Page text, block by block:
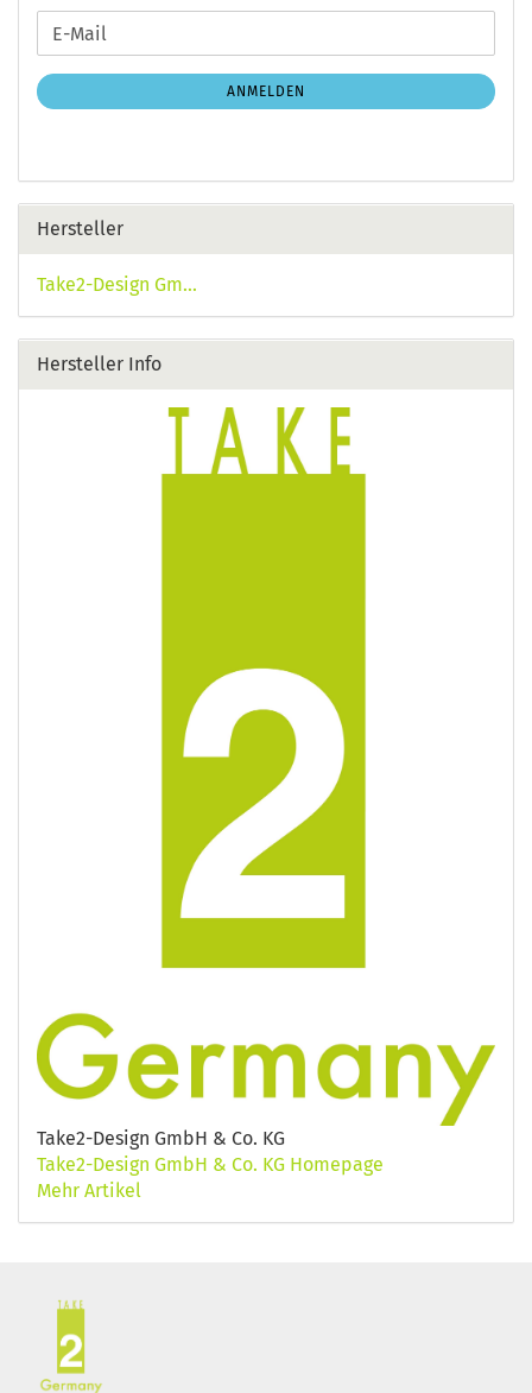
WEITER
ZUR
NEWSLETTER-
ANMELDUNG
E-
Mail
ANMELDEN
Hersteller
Take2-Design Gm...
Hersteller Info
Take2-Design GmbH & Co. KG
Take2-Design GmbH & Co. KG Homepage
Mehr Artikel